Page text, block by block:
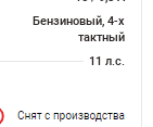
Бензиновый, 4-х
тактный
11 л.с.